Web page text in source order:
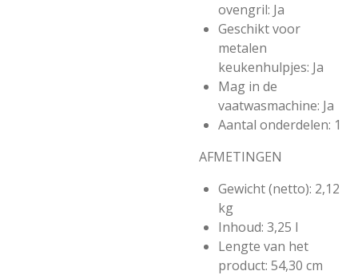
ovengril: Ja
Geschikt voor
metalen
keukenhulpjes: Ja
Mag in de
vaatwasmachine: Ja
Aantal onderdelen: 1
AFMETINGEN
Gewicht (netto): 2,12
kg
Inhoud: 3,25 l
Lengte van het
product: 54,30 cm